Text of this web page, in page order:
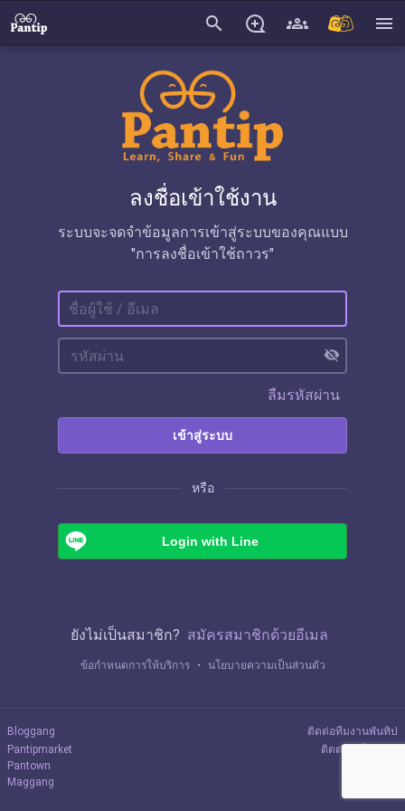
search menu
ลงชื่อเข้าใช้งาน
ระบบจะจดจำข้อมูลการเข้าสู่ระบบของคุณแบบ
"การลงชื่อเข้าใช้ถาวร"
visibility_off
ลืมรหัสผ่าน
เข้าสู่ระบบ
หรือ
Login with Line
ยังไม่เป็นสมาชิก? สมัครสมาชิกด้วยอีเมล
ข้อกำหนดการให้บริการ ・ นโยบายความเป็นส่วนตัว
Bloggang
Pantipmarket
Pantown
Maggang
ติดต่อทีมงานพันทิป
ติดต่อลงโฆษณา